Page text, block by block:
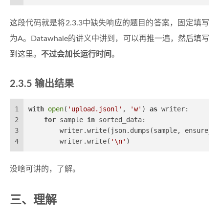
这段代码就是将2.3.3中缺失响应的题目的答案，固定填写
为A。Datawhale的讲义中讲到，可以再推一遍，然后填写
到这里。 不过会加长运行时间 。
2.3.5 输出结果
1
2
3
4
with open( 'upload.jsonl' , 'w' ) as writer:
for sample in sorted_data:
writer.write(json.dumps(sample,
        writer.write(
'\n' )
没啥可讲的，了解。
三、理解